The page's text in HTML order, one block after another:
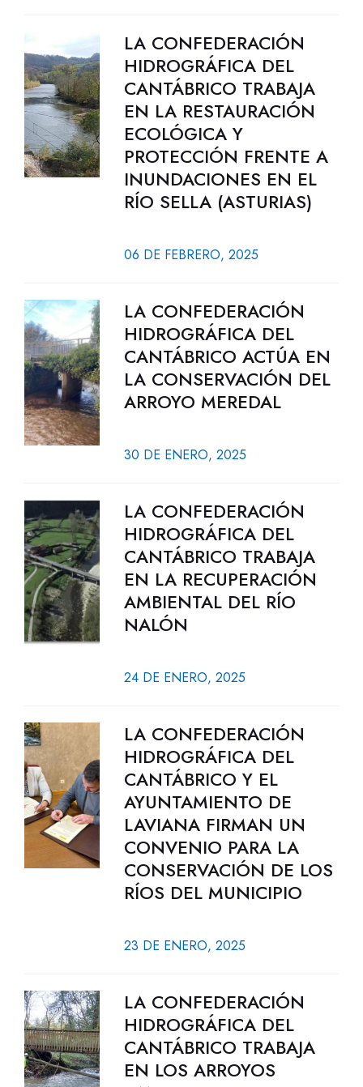
LA CONFEDERACIÓN
HIDROGRÁFICA DEL
CANTÁBRICO TRABAJA
EN LA RESTAURACIÓN
ECOLÓGICA Y
PROTECCIÓN FRENTE A
INUNDACIONES EN EL
RÍO SELLA (ASTURIAS)
06 DE FEBRERO, 2025
LA CONFEDERACIÓN
HIDROGRÁFICA DEL
CANTÁBRICO ACTÚA EN
LA CONSERVACIÓN DEL
ARROYO MEREDAL
30 DE ENERO, 2025
LA CONFEDERACIÓN
HIDROGRÁFICA DEL
CANTÁBRICO TRABAJA
EN LA RECUPERACIÓN
AMBIENTAL DEL RÍO
NALÓN
24 DE ENERO, 2025
LA CONFEDERACIÓN
HIDROGRÁFICA DEL
CANTÁBRICO Y EL
AYUNTAMIENTO DE
LAVIANA FIRMAN UN
CONVENIO PARA LA
CONSERVACIÓN DE LOS
RÍOS DEL MUNICIPIO
23 DE ENERO, 2025
LA CONFEDERACIÓN
HIDROGRÁFICA DEL
CANTÁBRICO TRABAJA
EN LOS ARROYOS